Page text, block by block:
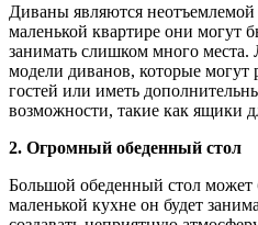
Диваны являются
маленькой квартире они могут
занимать слишком много
модели диванов, которые могут
гостей или иметь
возможности, такие как ящики
2. Огромный обеденный стол
Большой обеденный стол может
маленькой кухне он будет